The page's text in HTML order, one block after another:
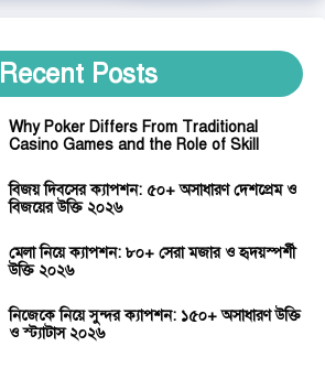
Recent Posts
Why Poker Differs From Traditional
Casino Games and the Role of Skill
বিজয় দিবসের ক্যাপশন: ৫০+ অসাধারণ দেশপ্রেম ও
বিজয়ের উক্তি ২০২৬
মেলা নিয়ে ক্যাপশন: ৮০+ সেরা মজার ও হৃদয়স্পর্শী
উক্তি ২০২৬
নিজেকে নিয়ে সুন্দর ক্যাপশন: ১৫০+ অসাধারণ উক্তি
ও স্ট্যাটাস ২০২৬